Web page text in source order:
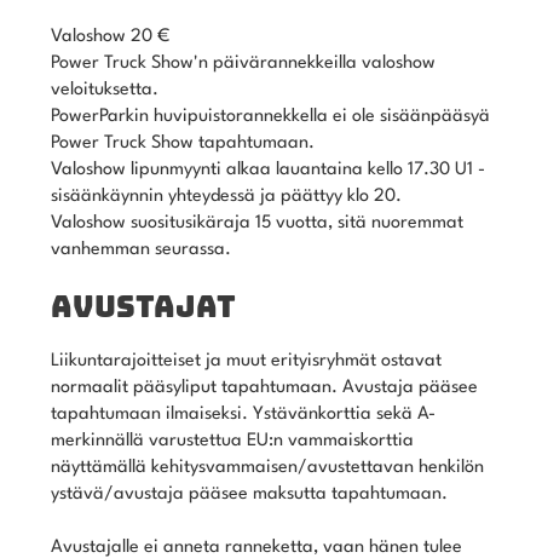
Valoshow 20 €
Power Truck Show'n päivärannekkeilla valoshow
veloituksetta.
PowerParkin huvipuistorannekkella ei ole sisäänpääsyä
Power Truck Show tapahtumaan.
Valoshow lipunmyynti alkaa lauantaina kello 17.30 U1 -
sisäänkäynnin yhteydessä ja päättyy klo 20.
Valoshow suositusikäraja 15 vuotta, sitä nuoremmat
vanhemman seurassa.
AVUSTAJAT
Liikuntarajoitteiset ja muut erityisryhmät ostavat
normaalit pääsyliput tapahtumaan. Avustaja pääsee
tapahtumaan ilmaiseksi. Ystävänkorttia sekä A-
merkinnällä varustettua EU:n vammaiskorttia
näyttämällä kehitysvammaisen/avustettavan henkilön
ystävä/avustaja pääsee maksutta tapahtumaan.
Avustajalle ei anneta ranneketta, vaan hänen tulee